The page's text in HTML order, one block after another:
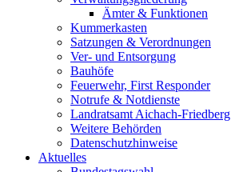
Ämter & Funktionen
Kummerkasten
Satzungen & Verordnungen
Ver- und Entsorgung
Bauhöfe
Feuerwehr, First Responder
Notrufe & Notdienste
Landratsamt Aichach-Friedberg
Weitere Behörden
Datenschutzhinweise
Aktuelles